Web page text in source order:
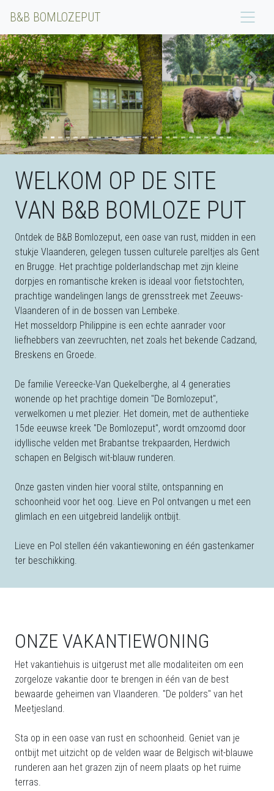
B&B BOMLOZEPUT
Previous Next
WELKOM OP DE SITE
VAN B&B BOMLOZE PUT
Ontdek de B&B Bomlozeput, een oase van rust, midden in een
stukje Vlaanderen, gelegen tussen culturele pareltjes als Gent
en Brugge. Het prachtige polderlandschap met zijn kleine
dorpjes en romantische kreken is ideaal voor fietstochten,
prachtige wandelingen langs de grensstreek met Zeeuws-
Vlaanderen of in de bossen van Lembeke.
Het mosseldorp Philippine is een echte aanrader voor
liefhebbers van zeevruchten, net zoals het bekende Cadzand,
Breskens en Groede.
De familie Vereecke-Van Quekelberghe, al 4 generaties
wonende op het prachtige domein "De Bomlozeput",
verwelkomen u met plezier. Het domein, met de authentieke
15de eeuwse kreek "De Bomlozeput", wordt omzoomd door
idyllische velden met Brabantse trekpaarden, Herdwich
schapen en Belgisch wit-blauw runderen.
Onze gasten vinden hier vooral stilte, ontspanning en
schoonheid voor het oog. Lieve en Pol ontvangen u met een
glimlach en een uitgebreid landelijk ontbijt.
Lieve en Pol stellen één vakantiewoning en één gastenkamer
ter beschikking.
ONZE VAKANTIEWONING
Het vakantiehuis is uitgerust met alle modaliteiten om een
zorgeloze vakantie door te brengen in één van de best
bewaarde geheimen van Vlaanderen. "De polders" van het
Meetjesland.
Sta op in een oase van rust en schoonheid. Geniet van je
ontbijt met uitzicht op de velden waar de Belgisch wit-blauwe
runderen aan het grazen zijn of neem plaats op het ruime
terras.